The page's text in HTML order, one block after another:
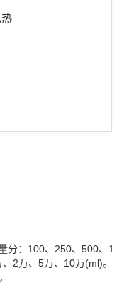
分：100、250、500、
2万、5万、10万(ml)。客